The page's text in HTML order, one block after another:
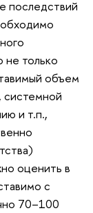
последствий
не только
объем
системной
и т.п.,
оценить в
с
70–100